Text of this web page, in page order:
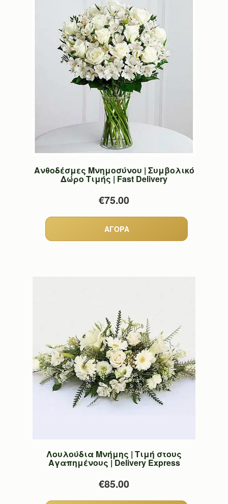
Ανθοδέσμες Μνημοσύνου | Συμβολικό
Δώρο Τιμής | Fast Delivery
€75.00
Λουλούδια Μνήμης | Τιμή στους
Αγαπημένους | Delivery Express
€85.00